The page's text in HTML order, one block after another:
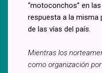
“motoconchos” en
respuesta a la misma
de las vías del país.
Mientras los
como organización